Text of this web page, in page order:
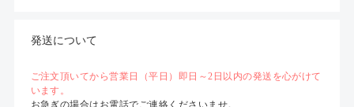
発送について
ご注文頂いてから営業日（平日）即日～2日以内の発送を心がけて
います。
お急ぎの場合はお電話でご連絡くださいませ。